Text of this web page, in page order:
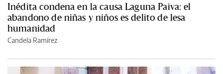
Inédita condena en la causa Laguna Paiva: el
abandono de niñas y niños es delito de lesa
humanidad
Candela Ramírez